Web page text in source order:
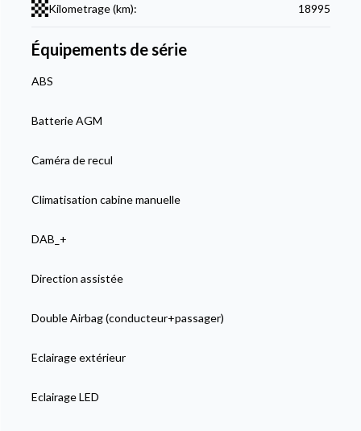
Kilometrage (km): 18995
Équipements de série
ABS
Batterie AGM
Caméra de recul
Climatisation cabine manuelle
DAB_+
Direction assistée
Double Airbag (conducteur+passager)
Eclairage extérieur
Eclairage LED